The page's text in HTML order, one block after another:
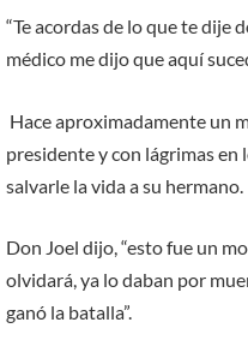
“Te acordas de lo que te dije
médico me dijo que aquí
Hace aproximadamente un
presidente y con lágrimas en
salvarle la vida a su hermano.
Don Joel dijo, “esto fue un
olvidará, ya lo daban por
ganó la batalla”.